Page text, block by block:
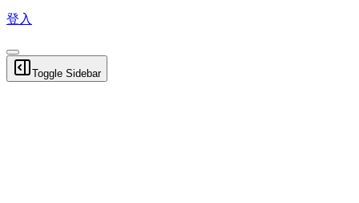
登入
Toggle Sidebar